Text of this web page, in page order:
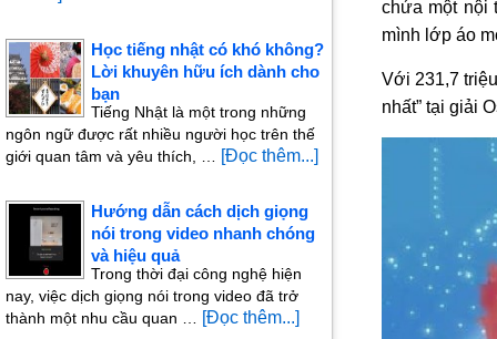
chứa một nội
mình lớp áo
Với 231,7
nhất” tại giải
Học tiếng nhật có khó không?
Lời khuyên hữu ích dành cho
bạn
Tiếng Nhật là một trong những
ngôn ngữ được rất nhiều người học trên thế
giới quan tâm và yêu thích, …
[Đọc thêm...]
Hướng dẫn cách dịch giọng
nói trong video nhanh chóng
và hiệu quả
Trong thời đại công nghệ hiện
nay, việc dịch giọng nói trong video đã trở
thành một nhu cầu quan …
[Đọc thêm...]